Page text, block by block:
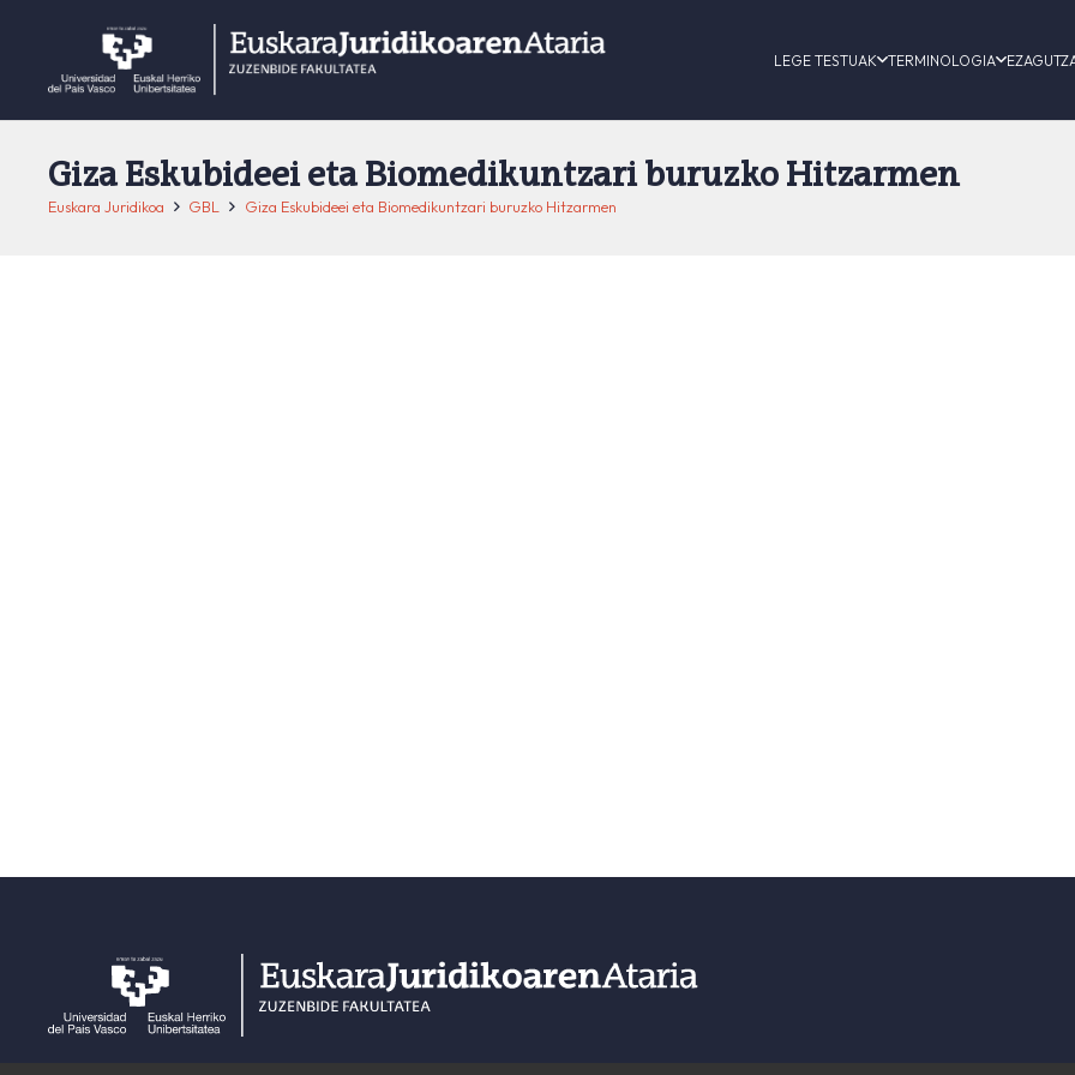
LEGE TESTUAK TERMINOLOGIA
Giza Eskubideei eta Biomedikuntzari buruzko Hitzarmen
Euskara Juridikoa GBL Giza Eskubideei eta Biomedikuntzari buruzko Hitzarmen